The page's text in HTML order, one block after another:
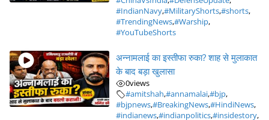
#IndianNavy,#MilitaryShorts,#shorts,
#TrendingNews,#Warship,
#YouTubeShorts
अन्नामलाई का इस्तीफा रुका? शाह से मुलाकात
के बाद बड़ा खुलासा
0views
#amitshah,#annamalai,#bjp,
#bjpnews,#BreakingNews,#HindiNews,
#indianews,#indianpolitics,#insidestory,